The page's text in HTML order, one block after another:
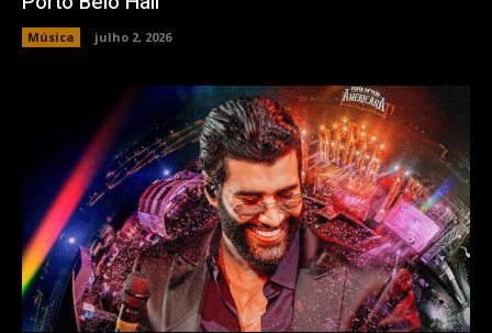
Música julho 2, 2026